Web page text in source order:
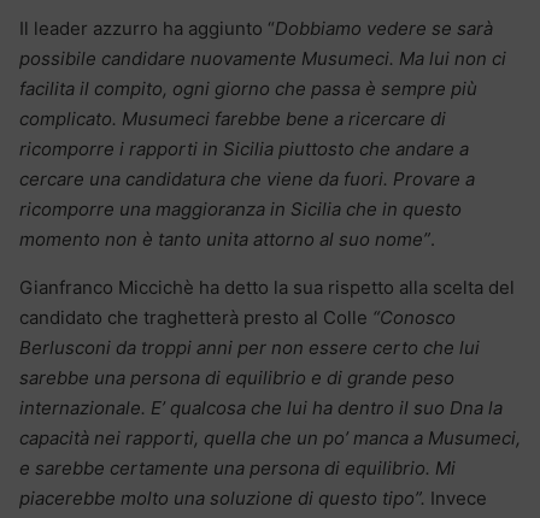
Il leader azzurro ha aggiunto “Dobbiamo vedere se sarà
possibile candidare nuovamente Musumeci. Ma lui non ci
facilita il compito, ogni giorno che passa è sempre più
complicato. Musumeci farebbe bene a ricercare di
ricomporre i rapporti in Sicilia piuttosto che andare a
cercare una candidatura che viene da fuori. Provare a
ricomporre una maggioranza in Sicilia che in questo
momento non è tanto unita attorno al suo nome”.
Gianfranco Miccichè ha detto la sua rispetto alla scelta del
candidato che traghetterà presto al Colle “Conosco
Berlusconi da troppi anni per non essere certo che lui
sarebbe una persona di equilibrio e di grande peso
internazionale. E’ qualcosa che lui ha dentro il suo Dna la
capacità nei rapporti, quella che un po’ manca a Musumeci,
e sarebbe certamente una persona di equilibrio. Mi
piacerebbe molto una soluzione di questo tipo”. Invece